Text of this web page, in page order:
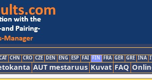
CHN CRO CZE DEN ENG ESP FAI FIN FRA GER GRE INA
AUT mestaruus Kuvat FAQ